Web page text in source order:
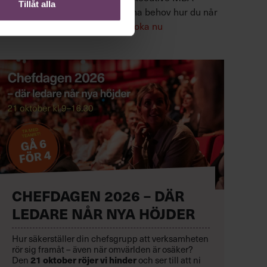
Tillåt alla
examen. Hos oss styr du och dina behov hur du når
genom tre delprogram.
Boka nu
CHEFDAGEN 2026 – DÄR
LEDARE NÅR NYA HÖJDER
Hur säkerställer din chefsgrupp att verksamheten
rör sig framåt – även när omvärlden är osäker?
Den 21 oktoberröjer vi hinderoch ser till att ni